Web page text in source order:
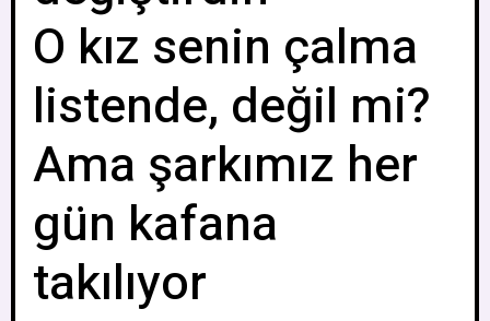
O kız senin çalma
listende, değil mi?
Ama şarkımız her
gün kafana
takılıyor